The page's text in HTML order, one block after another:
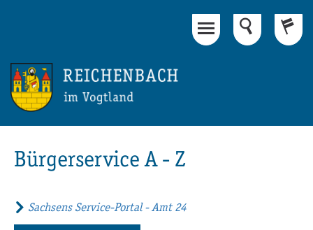
Bürgerservice A - Z
Sachsens Service-Portal - Amt 24